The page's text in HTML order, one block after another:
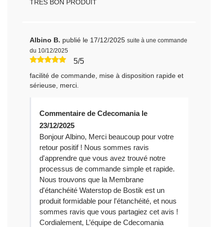
TRES BON PRODUIT
Albino B. publié le 17/12/2025 suite à une commande
du 10/12/2025
5/5
facilité de commande, mise à disposition rapide et
sérieuse, merci.
Commentaire de Cdecomania le
23/12/2025
Bonjour Albino, Merci beaucoup pour votre
retour positif ! Nous sommes ravis
d'apprendre que vous avez trouvé notre
processus de commande simple et rapide.
Nous trouvons que la Membrane
d'étanchéité Waterstop de Bostik est un
produit formidable pour l'étanchéité, et nous
sommes ravis que vous partagiez cet avis !
Cordialement, L’équipe de Cdecomania